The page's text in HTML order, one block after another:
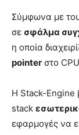
Σύμφωνα με
σε σφάλμα
η οποία
pointer στο
Η Stack-Engine
stack
εφαρμογές να